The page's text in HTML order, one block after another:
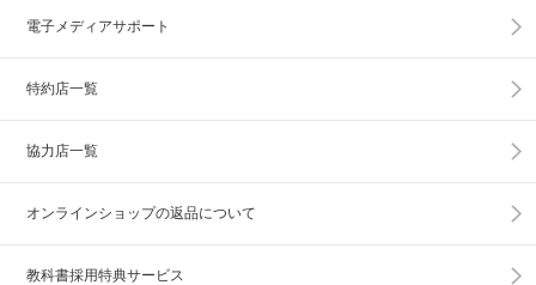
電子メディアサポート
特約店一覧
協力店一覧
オンラインショップの返品について
教科書採用特典サービス